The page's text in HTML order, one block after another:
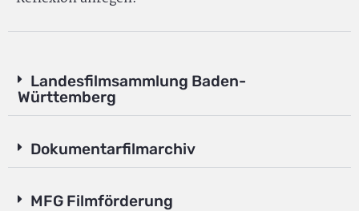
Landesfilmsammlung Baden-
Württemberg
Dokumentarfilmarchiv
MFG Filmförderung